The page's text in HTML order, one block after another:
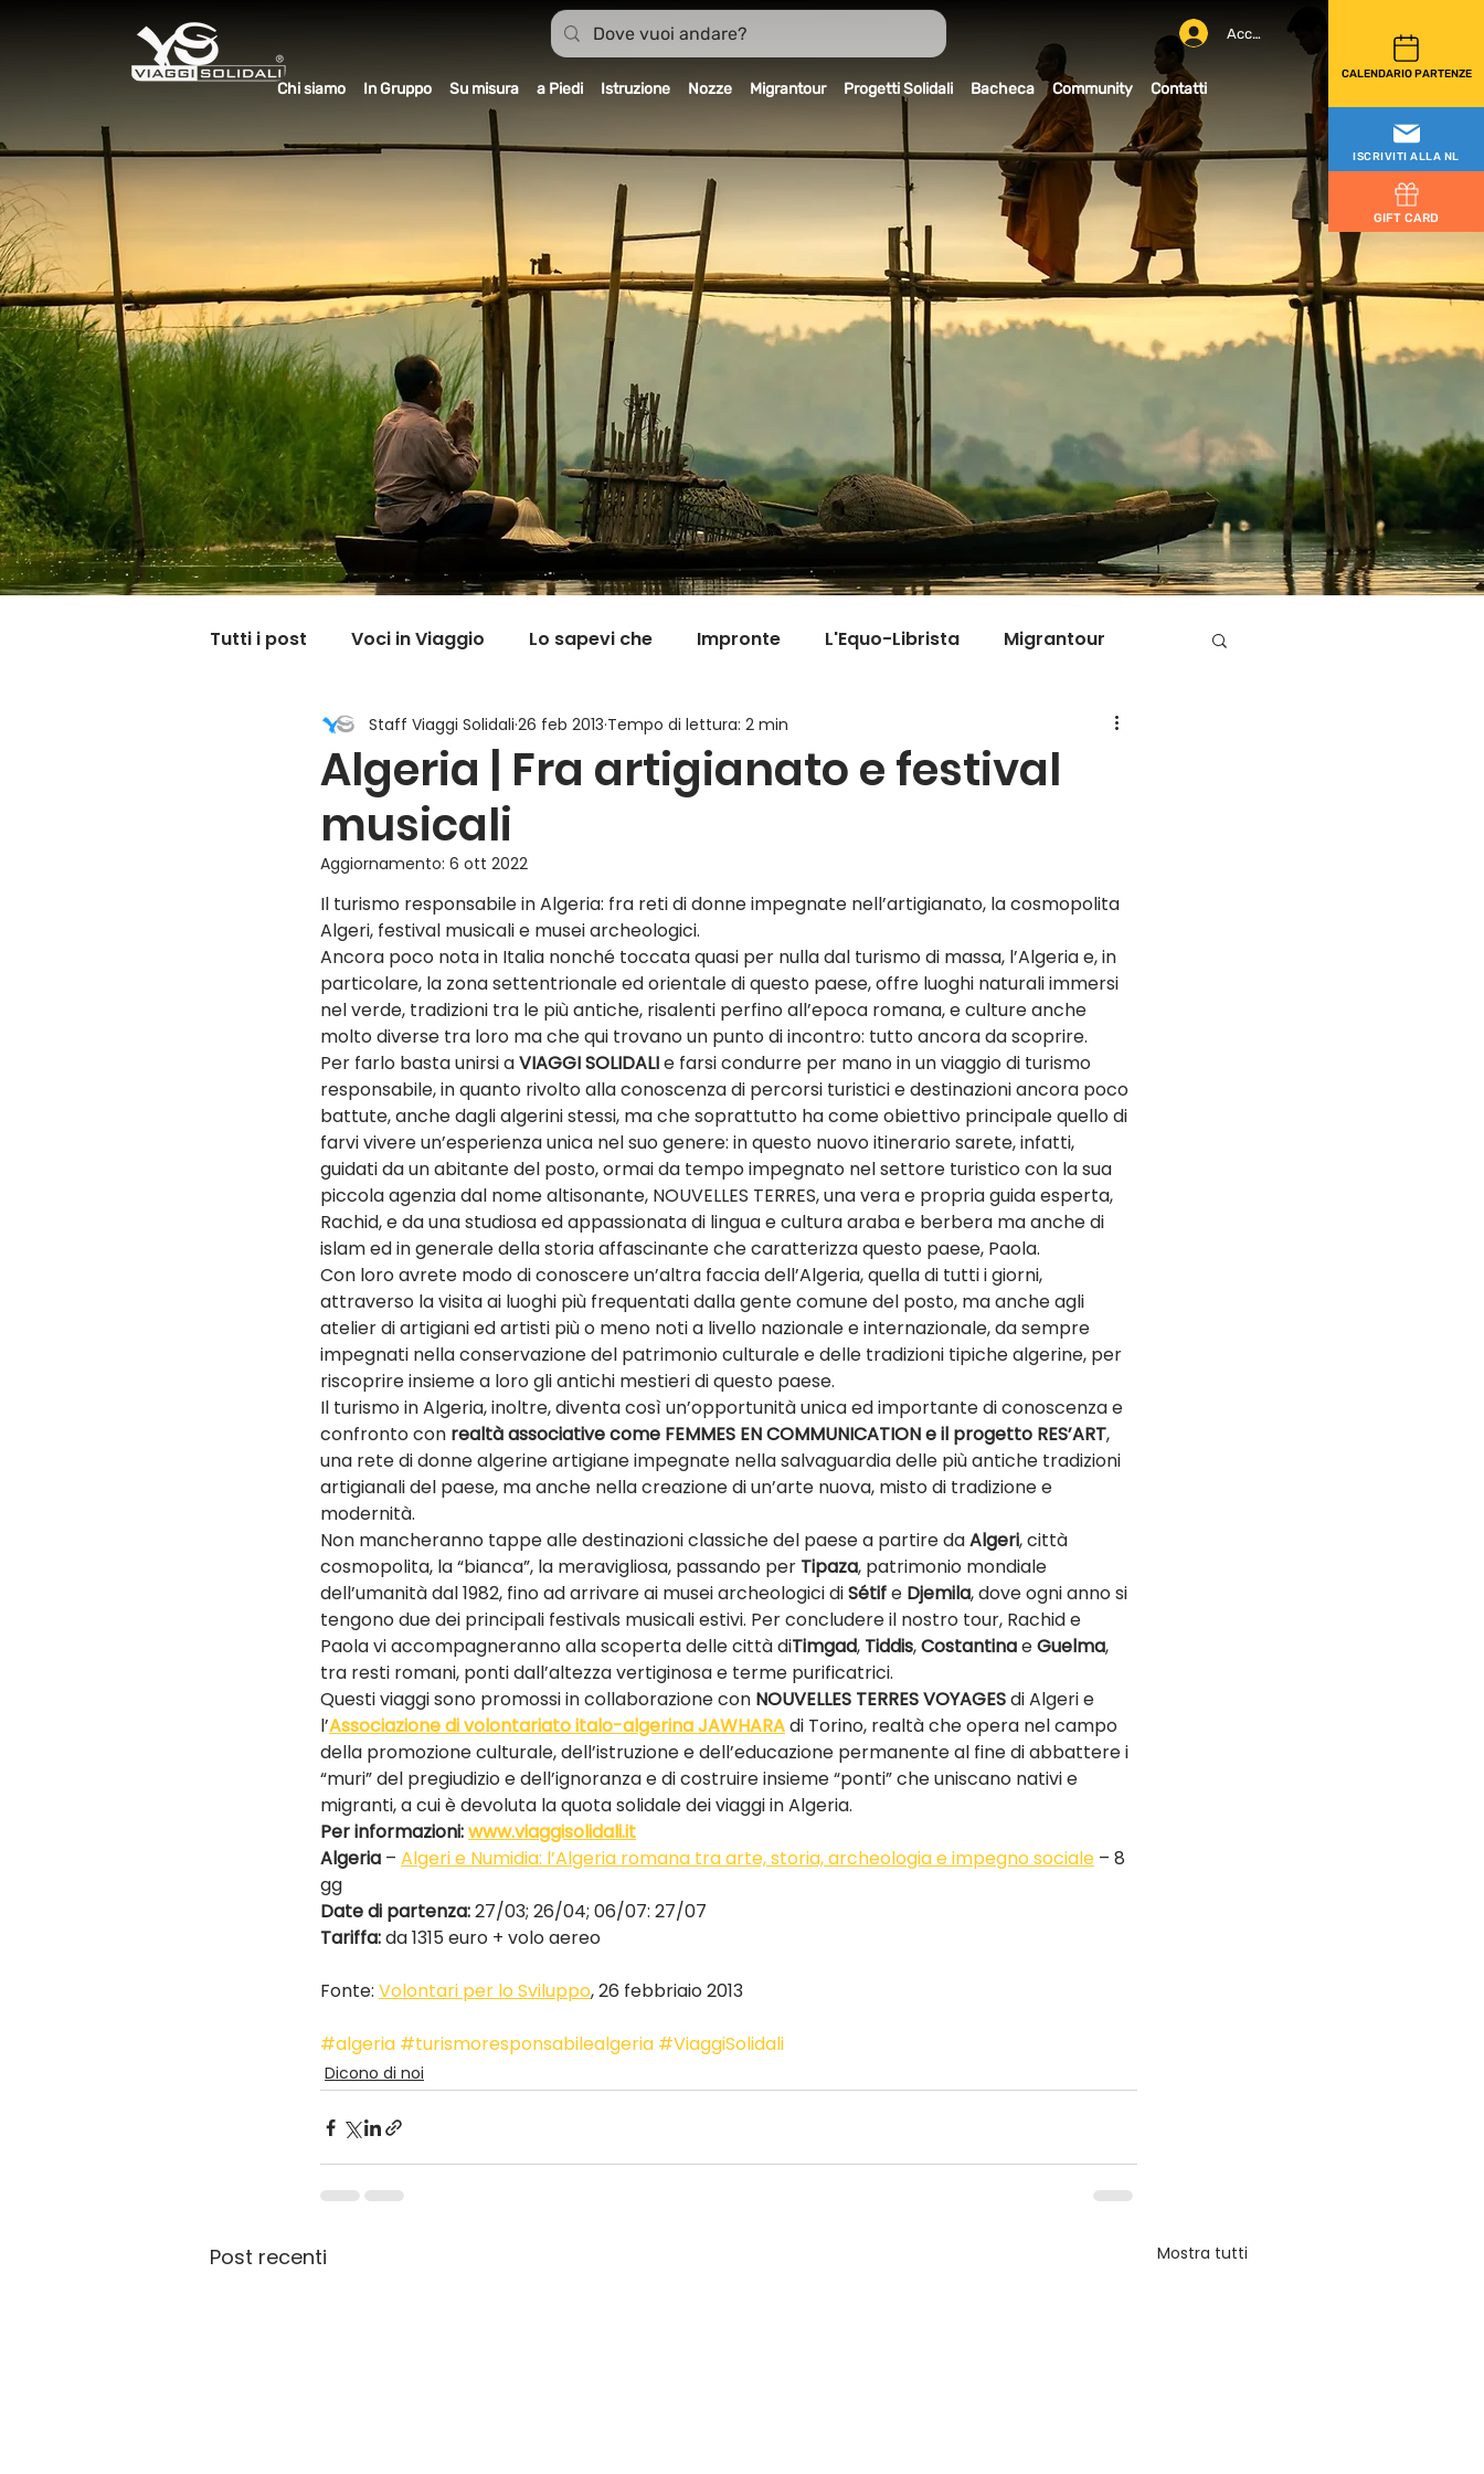
CALENDARIO PARTENZE
Accedi
ISCRIVITI ALLA NL
GIFT CARD
Chi siamo In Gruppo Su misura a Piedi Istruzione Nozze Migrantour Progetti Solidali Bacheca Community Contatti
Tutti i post Voci in Viaggio Lo sapevi che Impronte L'Equo-Librista Migrantour
Dicono di noi Carnet Good News I Viaggi della Tarta
Il mondo @ casa mia Il mondo fuori mi aspetta
Algeria | Fra artigianato e festival
musicali
Staff Viaggi Solidali 26 feb 2013 Tempo di lettura: 2 min
Aggiornamento: 6 ott 2022
Il turismo responsabile in Algeria: fra reti di donne impegnate nell’artigianato, la cosmopolita
Algeri, festival musicali e musei archeologici.
Ancora poco nota in Italia nonché toccata quasi per nulla dal turismo di massa, l’Algeria e, in
particolare, la zona settentrionale ed orientale di questo paese, offre luoghi naturali immersi
nel verde, tradizioni tra le più antiche, risalenti perfino all’epoca romana, e culture anche
molto diverse tra loro ma che qui trovano un punto di incontro: tutto ancora da scoprire.
Per farlo basta unirsi a VIAGGI SOLIDALI e farsi condurre per mano in un viaggio di turismo
responsabile, in quanto rivolto alla conoscenza di percorsi turistici e destinazioni ancora poco
battute, anche dagli algerini stessi, ma che soprattutto ha come obiettivo principale quello di
farvi vivere un’esperienza unica nel suo genere: in questo nuovo itinerario sarete, infatti,
guidati da un abitante del posto, ormai da tempo impegnato nel settore turistico con la sua
piccola agenzia dal nome altisonante, NOUVELLES TERRES, una vera e propria guida esperta,
Rachid, e da una studiosa ed appassionata di lingua e cultura araba e berbera ma anche di
islam ed in generale della storia affascinante che caratterizza questo paese, Paola.
Con loro avrete modo di conoscere un’altra faccia dell’Algeria, quella di tutti i giorni,
attraverso la visita ai luoghi più frequentati dalla gente comune del posto, ma anche agli
atelier di artigiani ed artisti più o meno noti a livello nazionale e internazionale, da sempre
impegnati nella conservazione del patrimonio culturale e delle tradizioni tipiche algerine, per
riscoprire insieme a loro gli antichi mestieri di questo paese.
Il turismo in Algeria, inoltre, diventa così un’opportunità unica ed importante di conoscenza e
confronto con realtà associative come FEMMES EN COMMUNICATION e il progetto RES’ART,
una rete di donne algerine artigiane impegnate nella salvaguardia delle più antiche tradizioni
artigianali del paese, ma anche nella creazione di un’arte nuova, misto di tradizione e
modernità.
Non mancheranno tappe alle destinazioni classiche del paese a partire da Algeri, città
cosmopolita, la “bianca”, la meravigliosa, passando per Tipaza, patrimonio mondiale
dell’umanità dal 1982, fino ad arrivare ai musei archeologici di Sétif e Djemila, dove ogni anno si
tengono due dei principali festivals musicali estivi. Per concludere il nostro tour, Rachid e
Paola vi accompagneranno alla scoperta delle città diTimgad, Tiddis, Costantina e Guelma,
tra resti romani, ponti dall’altezza vertiginosa e terme purificatrici.
Questi viaggi sono promossi in collaborazione con NOUVELLES TERRES VOYAGES di Algeri e
l’Associazione di volontariato italo-algerina JAWHARAdi Torino, realtà che opera nel campo
della promozione culturale, dell’istruzione e dell’educazione permanente al fine di abbattere i
“muri” del pregiudizio e dell’ignoranza e di costruire insieme “ponti” che uniscano nativi e
migranti, a cui è devoluta la quota solidale dei viaggi in Algeria.
Per informazioni: www.viaggisolidali.it
Algeria – Algeri e Numidia: l’Algeria romana tra arte, storia, archeologia e impegno sociale – 8
gg
Date di partenza: 27/03; 26/04; 06/07: 27/07
Tariffa: da 1315 euro + volo aereo
Fonte: Volontari per lo Sviluppo, 26 febbriaio 2013
#algeria #turismoresponsabilealgeria #ViaggiSolidali
Dicono di noi
Post recenti Mostra tutti